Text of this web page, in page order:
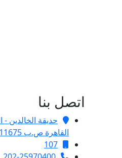
اتصل بنا
حديقة الخالدين -
القاهرة ص.ب 11675
107